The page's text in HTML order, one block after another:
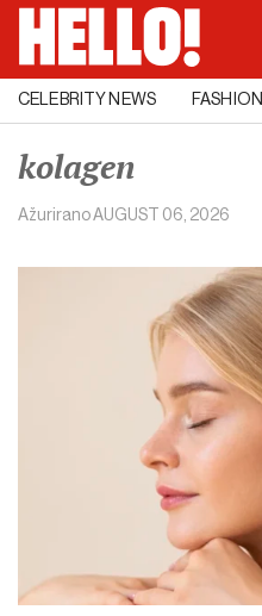
CELEBRITY NEWS FASHION
kolagen
AžuriranoAUGUST 06, 2026